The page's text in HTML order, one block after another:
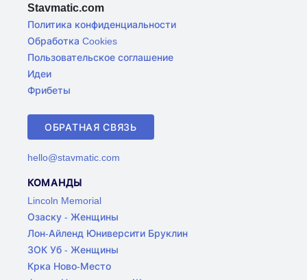
Stavmatic.com
Политика конфиденциальности
Обработка Cookies
Пользовательское соглашение
Идеи
Фрибеты
ОБРАТНАЯ СВЯЗЬ
hello@stavmatic.com
КОМАНДЫ
Lincoln Memorial
Озаску - Женщины
Лон-Айленд Юниверсити Бруклин
ЗОК Уб - Женщины
Крка Ново-Место